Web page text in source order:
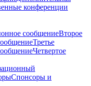
конференции
сообщениеВторое
Третье
Четвертое
Спонсоры и